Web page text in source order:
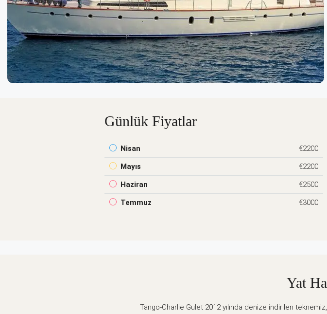
Günlük Fiyatlar
Nisan €2200
Mayıs €2200
Haziran €2500
Temmuz €3000
Yat
Tango-Charlie Gulet 2012 yılında denize indirilen